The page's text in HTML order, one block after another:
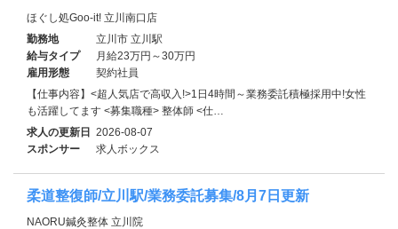
ほぐし処Goo-it! 立川南口店
勤務地
立川市 立川駅
給与タイプ
月給23万円～30万円
雇用形態
契約社員
【仕事内容】<超人気店で高収入!>1日4時間～業務委託積極採用中!女性
も活躍してます <募集職種> 整体師 <仕…
求人の更新日 2026-08-07
スポンサー
求人ボックス
柔道整復師/立川駅/業務委託募集/8月7日更新
NAORU鍼灸整体 立川院